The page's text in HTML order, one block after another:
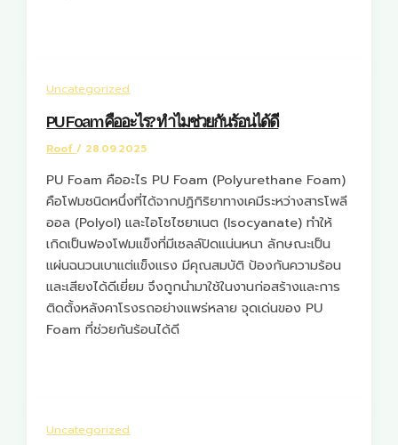
Uncategorized
PU Foam คืออะไร? ทำไมช่วยกันร้อนได้ดี
Roof/ 28.09.2025
PU Foam คืออะไร PU Foam (Polyurethane Foam)
คือโฟมชนิดหนึ่งที่ได้จากปฏิกิริยาทางเคมีระหว่างสารโพลี
ออล (Polyol) และไอโซไซยาเนต (Isocyanate) ทำให้
เกิดเป็นฟองโฟมแข็งที่มีเซลล์ปิดแน่นหนา ลักษณะเป็น
แผ่นฉนวนเบาแต่แข็งแรง มีคุณสมบัติ ป้องกันความร้อน
และเสียงได้ดีเยี่ยม จึงถูกนำมาใช้ในงานก่อสร้างและการ
ติดตั้งหลังคาโรงรถอย่างแพร่หลาย จุดเด่นของ PU
Foam ที่ช่วยกันร้อนได้ดี
Uncategorized